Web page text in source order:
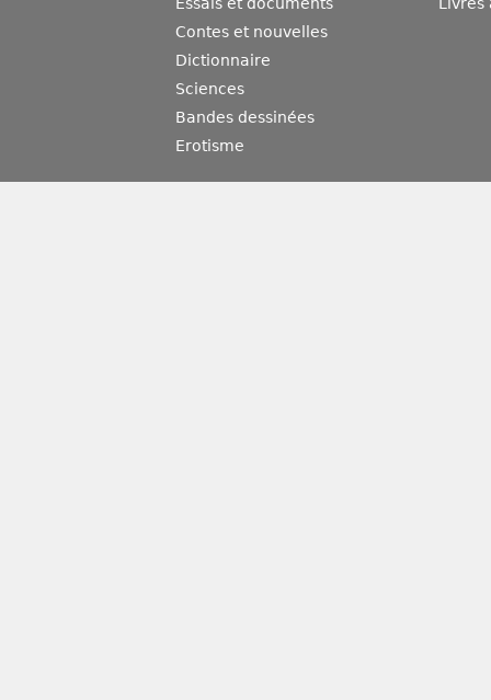
Essais et documents
Contes et nouvelles
Dictionnaire
Sciences
Bandes dessinées
Erotisme
Livres